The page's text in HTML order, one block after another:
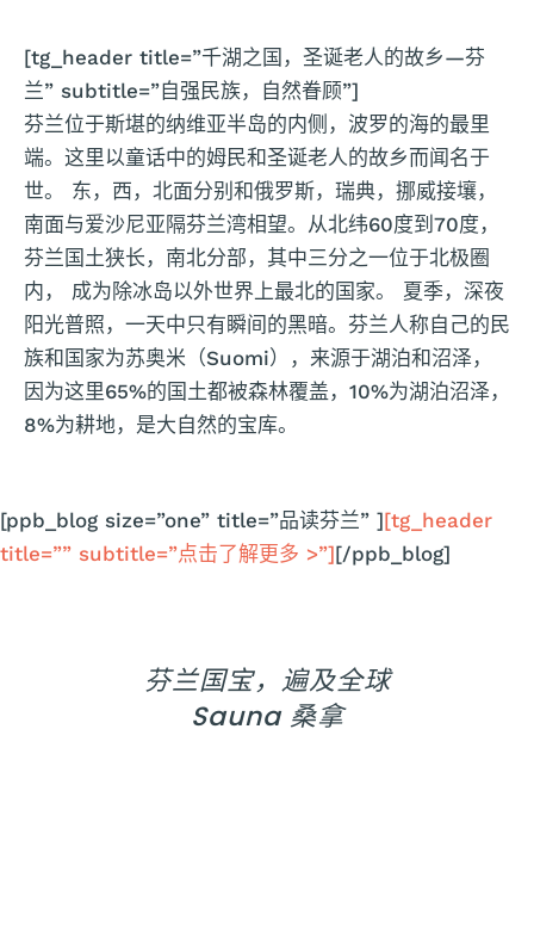
[tg_header title=”千湖之国，圣诞老人的故乡—芬
兰” subtitle=”自强民族，自然眷顾”]
芬兰位于斯堪的纳维亚半岛的内侧，波罗的海的最里
端。这里以童话中的姆民和圣诞老人的故乡而闻名于
世。 东，西，北面分别和俄罗斯，瑞典，挪威接壤，
南面与爱沙尼亚隔芬兰湾相望。从北纬60度到70度，
芬兰国土狭长，南北分部，其中三分之一位于北极圈
内， 成为除冰岛以外世界上最北的国家。 夏季，深夜
阳光普照，一天中只有瞬间的黑暗。芬兰人称自己的民
族和国家为苏奥米（Suomi），来源于湖泊和沼泽，
因为这里65%的国土都被森林覆盖，10%为湖泊沼泽，
8%为耕地，是大自然的宝库。
[ppb_blog size=”one” title=”品读芬兰” ][tg_header
title=”” subtitle=”点击了解更多 >”][/ppb_blog]
芬兰国宝，遍及全球
Sauna 桑拿